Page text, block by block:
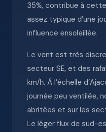
35%, contribue à
assez typique d’une
influence ensoleillée.
Le vent est très
secteur SE, et des
km/h. À l’échelle
journée peu ventilée,
abritées et sur les
Le léger flux de sud-